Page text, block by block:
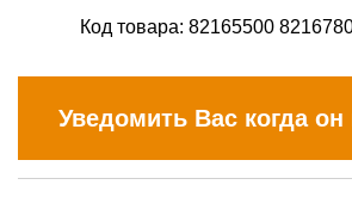
Код товара: 82165500
Уведомить Вас когда он